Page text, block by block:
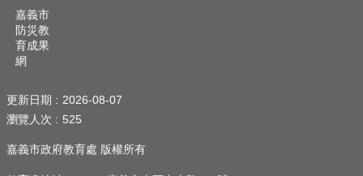
策
嘉義市
防災教
育成果
網
更新日期
2026-08-07
瀏覽人次
525
嘉義市政府教育處 版權所有